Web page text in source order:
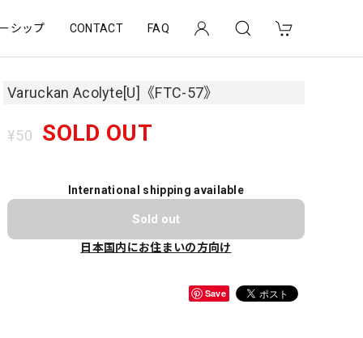
シップ CONTACT FAQ
Varuckan Acolyte[U]《FTC-57》
¥50 SOLD OUT
International shipping available
Sold out
日本国内にお住まいの方向け
Save